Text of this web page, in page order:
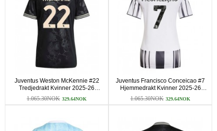
Juventus Weston McKennie #22
Tredjedrakt Kvinner 2025-26
Kortermet
1.065.30NOK 329.64NOK
Juventus Francisco Conceicao #7
Hjemmedrakt Kvinner 2025-26
Kortermet
1.065.30NOK 329.64NOK